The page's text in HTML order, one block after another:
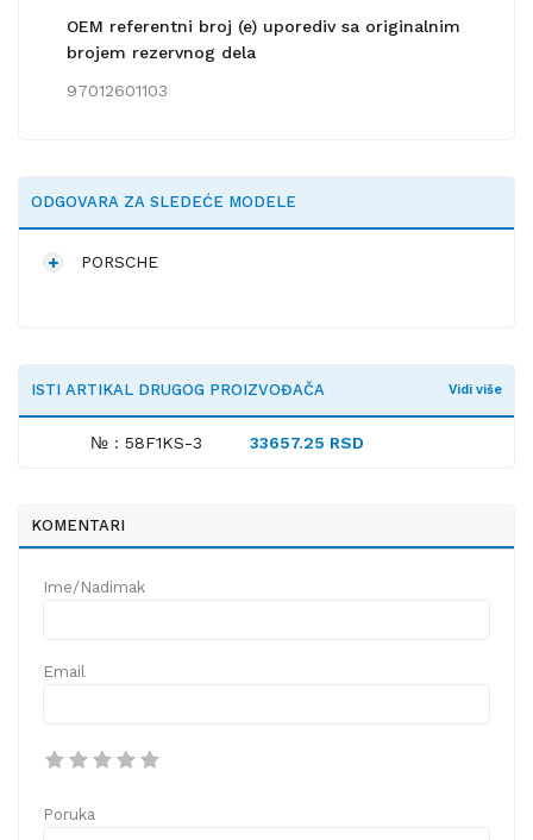
OEM referentni broj (e) uporediv sa originalnim
brojem rezervnog dela
97012601103
ODGOVARA ZA SLEDEĆE MODELE
PORSCHE
ISTI ARTIKAL DRUGOG PROIZVOĐAČA Vidi više
№ : 58F1KS-3 33657.25 RSD
KOMENTARI
Ime/Nadimak
Email
Poruka